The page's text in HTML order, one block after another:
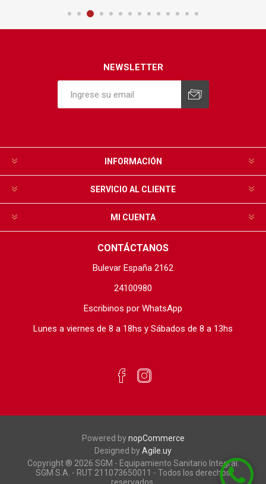
NEWSLETTER
INFORMACIÓN
SERVICIO AL CLIENTE
MI CUENTA
CONTÁCTANOS
Bulevar España 2162
24100980
Escribinos por WhatsApp
Lunes a viernes de 8 a 18hs y Sábados de 8 a 13hs
Powered bynopCommerce
Designed byAgile.uy
Copyright ® 2026 SGM - Equipamiento Sanitario Integral.
SGM S.A. - RUT 211073650011 - Todos los derechos